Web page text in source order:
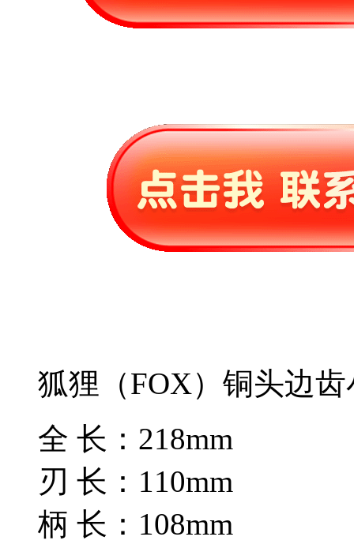
狐狸（FOX）铜头边齿
全 长：218mm
刃 长：110mm
柄 长：108mm